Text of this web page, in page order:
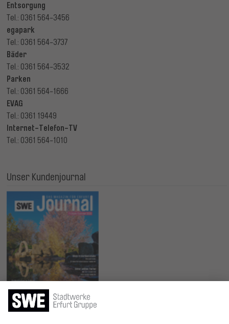
Entsorgung
Tel.: 0361 564-3456
egapark
Tel.: 0361 564-3737
Bäder
Tel.: 0361 564-3532
Parken
Tel.: 0361 564-1666
EVAG
Tel.: 0361 19449
Internet-Telefon-TV
Tel.: 0361 564-1010
Unser Kundenjournal